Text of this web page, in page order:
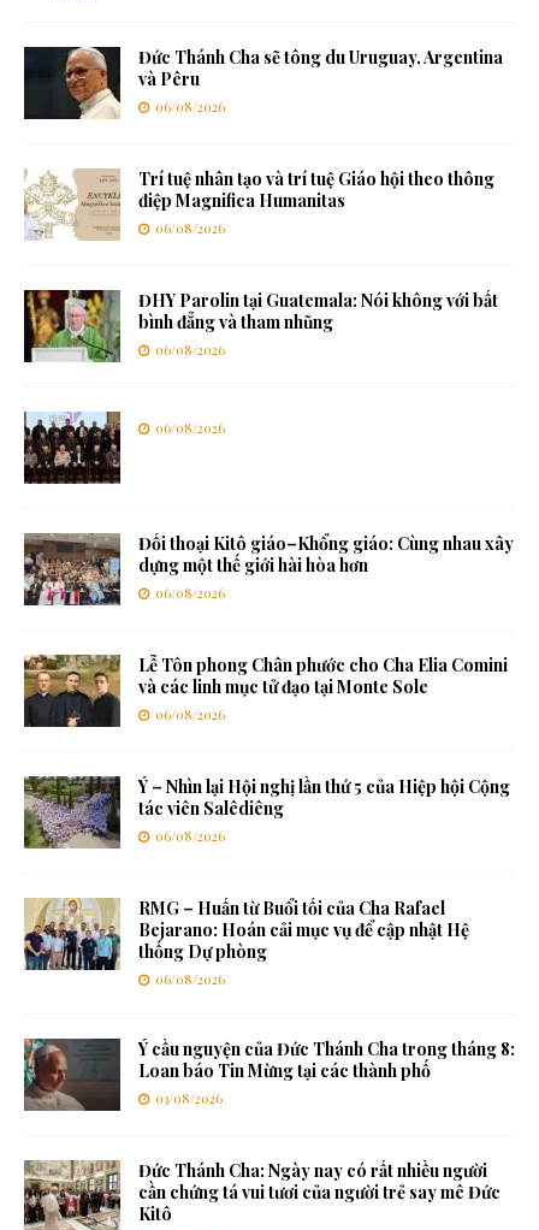
Đức Thánh Cha sẽ tông du Uruguay, Argentina
và Pêru
06/08/2026
Trí tuệ nhân tạo và trí tuệ Giáo hội theo thông
điệp Magnifica Humanitas
06/08/2026
ĐHY Parolin tại Guatemala: Nói không với bất
bình đẳng và tham nhũng
06/08/2026
06/08/2026
Đối thoại Kitô giáo–Khổng giáo: Cùng nhau xây
dựng một thế giới hài hòa hơn
06/08/2026
Lễ Tôn phong Chân phước cho Cha Elia Comini
và các linh mục tử đạo tại Monte Sole
06/08/2026
Ý – Nhìn lại Hội nghị lần thứ 5 của Hiệp hội Cộng
tác viên Salêdiêng
06/08/2026
RMG – Huấn từ Buổi tối của Cha Rafael
Bejarano: Hoán cải mục vụ để cập nhật Hệ
thống Dự phòng
06/08/2026
Ý cầu nguyện của Đức Thánh Cha trong tháng 8:
Loan báo Tin Mừng tại các thành phố
03/08/2026
Đức Thánh Cha: Ngày nay có rất nhiều người
cần chứng tá vui tươi của người trẻ say mê Đức
Kitô